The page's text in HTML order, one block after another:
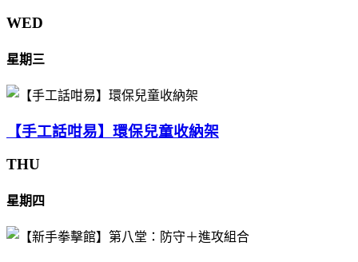
WED
星期三
【手工話咁易】環保兒童收納架
THU
星期四